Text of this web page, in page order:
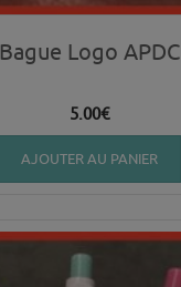
Bague Logo APDC
5.00€
AJOUTER AU PANIER